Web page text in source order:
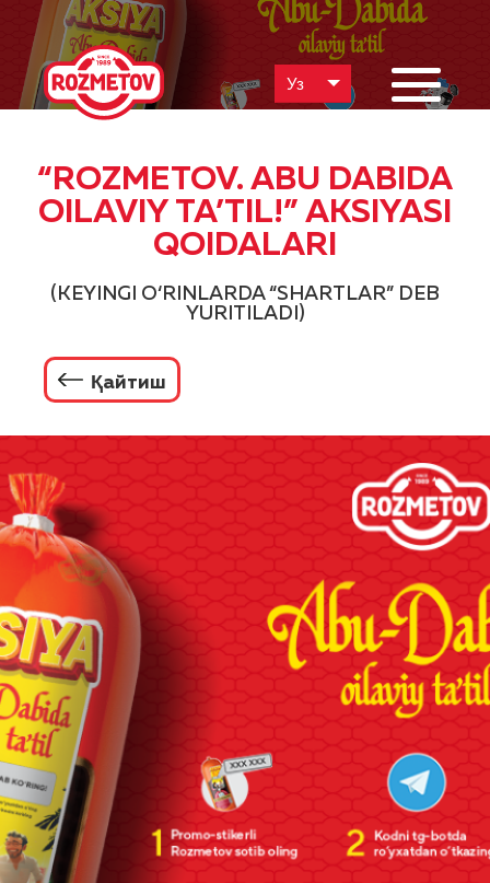
Уз
“ROZMETOV. ABU DABIDA
OILAVIY TA’TIL!” AKSIYASI
QOIDALARI
(KEYINGI O‘RINLARDA “SHARTLAR” DEB
YURITILADI)
Қайтиш